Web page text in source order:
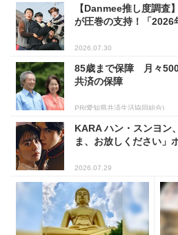
【Danmee推し度調査
が圧巻の支持！「2026
2026.07.30
85歳まで保障 月々
共済の保障
PR(愛知県共済生活協同組合)
KARA ハン・スンヨン
ま、お放しください」
2026.07.29